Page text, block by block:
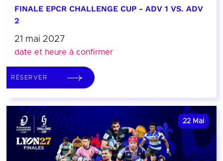
FINALE EPCR CHALLENGE CUP - ADV 1 VS. ADV
2
21 mai 2027
date et heure à confirmer
RÉSERVER
22 Mai